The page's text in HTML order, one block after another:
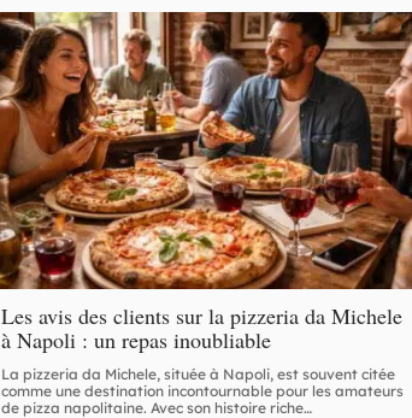
Les avis des clients sur la pizzeria da Michele
à Napoli : un repas inoubliable
La pizzeria da Michele, située à Napoli, est souvent citée
comme une destination incontournable pour les amateurs
de pizza napolitaine. Avec son histoire riche…